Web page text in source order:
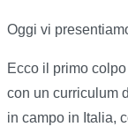
Oggi vi
Ecco il primo
con un curriculum
in campo in Italia,